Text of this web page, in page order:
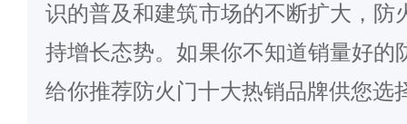
识的普及和建筑市场的不断扩大，防
持增长态势。如果你不知道销量好的
给你推荐防火门十大热销品牌供您选